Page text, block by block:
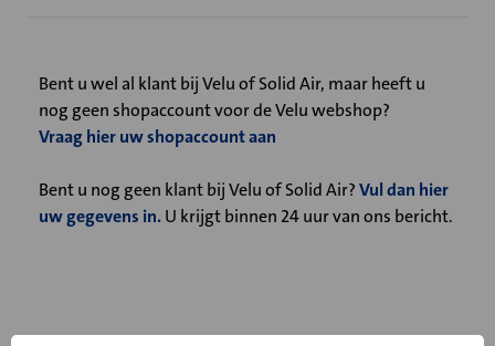
Bent u wel al klant bij Velu of Solid Air, maar heeft u
nog geen shopaccount voor de Velu webshop?
Vraag hier uw shopaccount aan
Bent u nog geen klant bij Velu of Solid Air?Vul dan hier
uw gegevens in.U krijgt binnen 24 uur van ons bericht.